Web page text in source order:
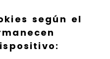
según el